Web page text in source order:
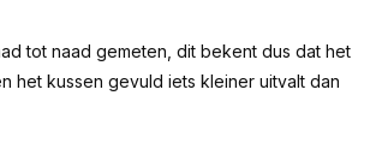
tot naad gemeten, dit bekent dus dat het
het kussen gevuld iets kleiner uitvalt dan